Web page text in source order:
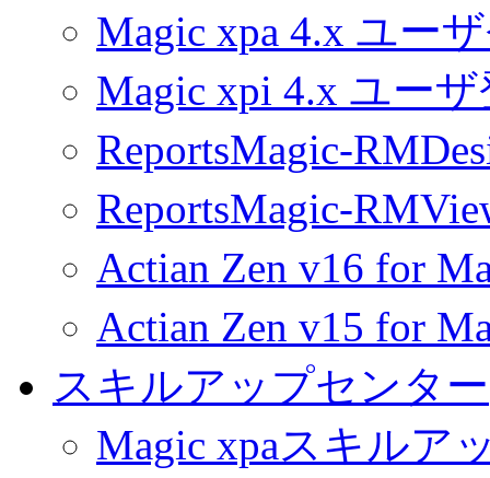
Magic xpa 4.x ユー
Magic xpi 4.x ユー
ReportsMagic-
ReportsMagic-
Actian Zen v16 for
Actian Zen v15 for
スキルアップセンター
Magic xpaスキルア